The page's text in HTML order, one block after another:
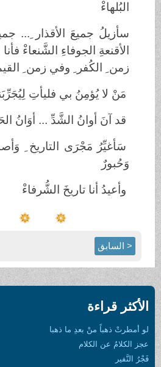
البُلهاءْ
سأزيلُ جميعَ الأقذار ِ...
الأقنعةِ الجوفاءِ الشَّنعاءْ
زمن ِ الكُفر ِ وفي زمن ِ القيم
مَنْ لا يُؤمِنُ بي فليأتِ لِيُجَرِّبَني
قد آنَ أوانُ الشَّدِّ ... أوَانُ
سَأغيِّرُ مَجْرَى التاريخ
وَحُبورٌ
وأعيدُ أنا تاريخَ الشُّرفاءْ
< السابق
الأكثر قراءة
لو أمطرتْ ذهباً منْ بعدِ ما ذهبا
عجز الكلامُ عن الكلام
فَجْرُ النَّفير